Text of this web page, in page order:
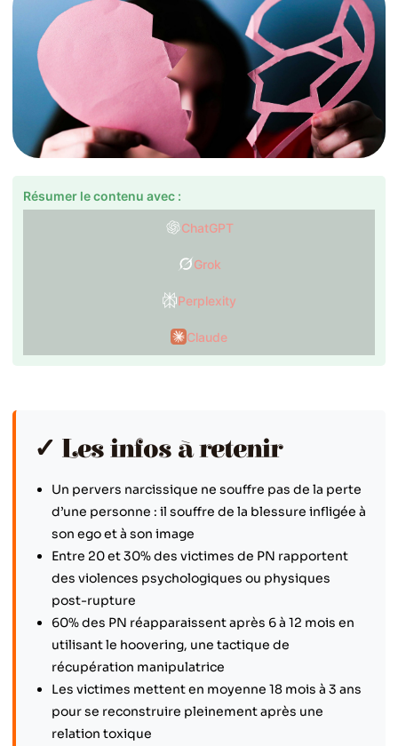
Résumer le contenu avec :
ChatGPT
Grok
Perplexity
Claude
✓ Les infos à retenir
Un pervers narcissique ne souffre pas de la perte
d’une personne : il souffre de la blessure infligée à
son ego et à son image
Entre 20 et 30% des victimes de PN rapportent
des violences psychologiques ou physiques
post-rupture
60% des PN réapparaissent après 6 à 12 mois en
utilisant le hoovering, une tactique de
récupération manipulatrice
Les victimes mettent en moyenne 18 mois à 3 ans
pour se reconstruire pleinement après une
relation toxique